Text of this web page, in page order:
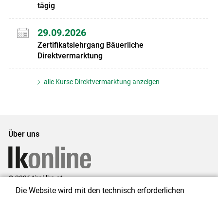
tägig
29.09.2026
Zertifikatslehrgang Bäuerliche
Direktvermarktung
alle Kurse Direktvermarktung anzeigen
Über uns
© 2026 tirol.lko.at
Die Website wird mit den technisch erforderlichen